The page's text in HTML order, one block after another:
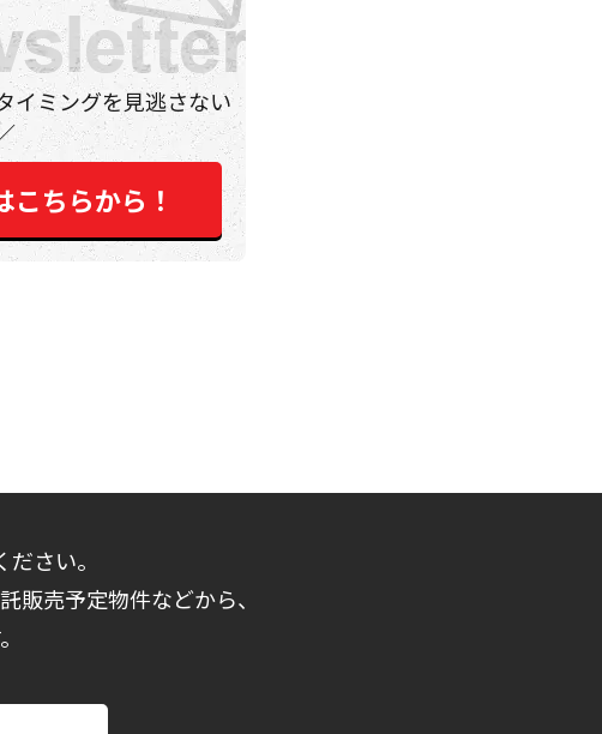
イミングを見逃さない
こちらから！
さい。
販売予定物件などから、